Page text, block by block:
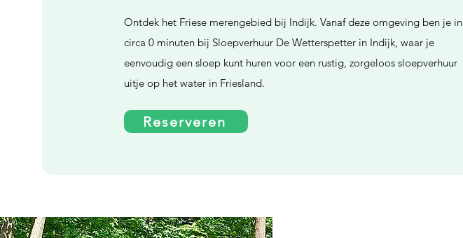
Ontdek het Friese merengebied bij Indijk. Vanaf deze omgeving ben je in
circa 0 minuten bij Sloepverhuur De Wetterspetter in Indijk, waar je
eenvoudig een sloep kunt huren voor een rustig, zorgeloos sloepverhuur
uitje op het water in Friesland.
Reserveren